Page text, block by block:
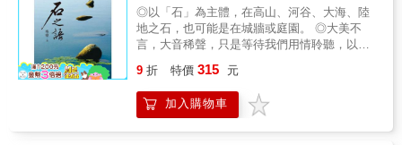
經驗，現在只希望能以攝影家身分，繼續懷抱
『生涯現任』攝影家的夢想、持續攝影下
去。」 細江英公歷經第二次世界大戰和戰後缺
他非常珍惜「當下」，因而對過往的人、事、
物記憶深刻。本書記錄細江英公一九五○～二
○○○的寫真生涯，歷經戰事饑餓時代後造就自
己的歷史。這部自傳以「現在」為起點的倒敘
方式回溯過去，不僅記載過去，更期望放眼未
◎以「石」為主體，在高山、河谷、大海、陸
地之石，也可能是在城牆或庭園。 ◎大美不
言，大音稀聲，只是等待我們用情聆聽，以心
配飽含意境的圖片，是放鬆心靈的隨身好書。
★精裝小開本，全彩精美印刷，內容圖文並
茂。 歲月更迭，季節輪迴， 天地有大美而不
9 折 特價 315 元
加入購物車